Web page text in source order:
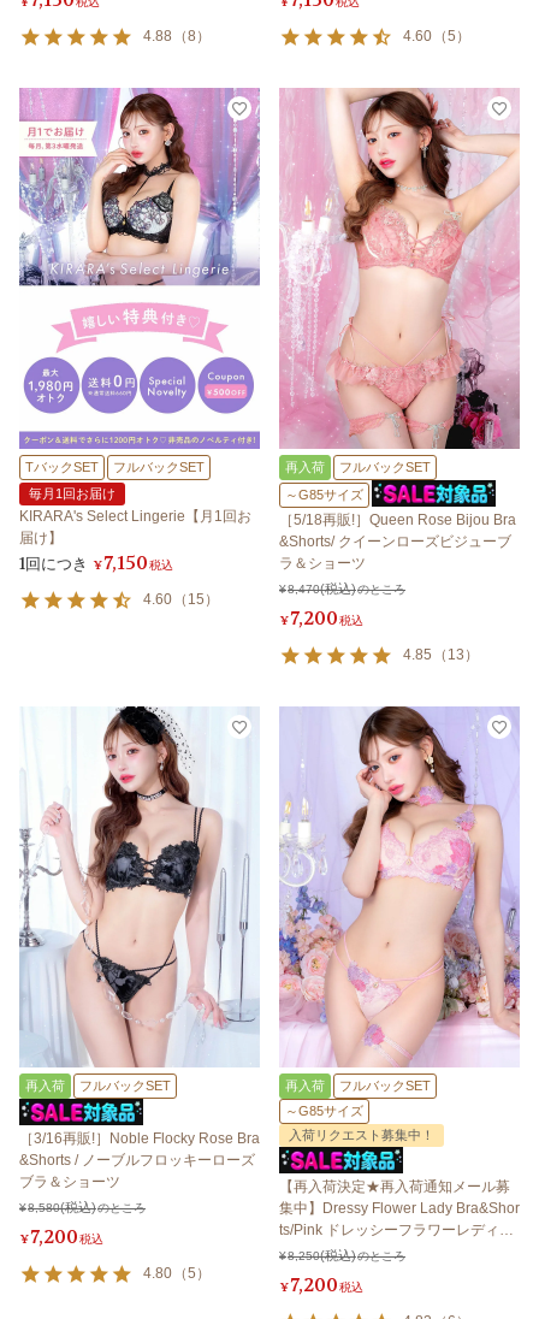
4.88 （8 ） 4.60 （5 ）
TバックSET
フルバックSET
毎月1回お届け
KIRARA's Select Lingerie【月1回お
届け】
1回につき ¥7,150税込
4.60 （ 15 ）
再入荷
フルバックSET
～G85サイズ
［5/18再販!］Queen Rose Bijou Bra
&Shorts/ クイーンローズビジューブ
ラ＆ショーツ
¥8,470 のところ
¥7,200税込
4.85 （ 13 ）
再入荷 フルバックSET
［3/16再販!］Noble Flocky Rose Bra
&Shorts / ノーブルフロッキーローズ
ブラ＆ショーツ
¥8,580 のところ
¥7,200税込
4.80 （5 ）
再入荷
フルバックSET
～G85サイズ
入荷リクエスト募集中！
【再入荷決定★再入荷通知メール募
集中】Dressy Flower Lady Bra&Shor
ts/Pink ドレッシーフラワーレディブ
ラ＆ショーツ /ピンク
¥8,250 のところ
¥7,200税込